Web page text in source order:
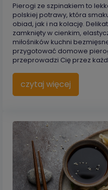
Pierogi ze szpinakiem to
polskiej potrawy, która
obiad, jak i na kolację.
zamknięty w cienkim,
miłośników kuchni
przygotować domowe
przeprowadzi Cię przez
czytaj więcej